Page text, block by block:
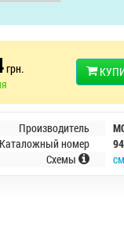
грн.
Производитель
Каталожный номер
Схемы